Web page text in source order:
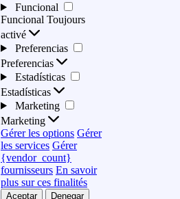
Funcional
Funcional Toujours
activé
Preferencias
Preferencias
Estadísticas
Estadísticas
Marketing
Marketing
Gérer les options Gérer
les services Gérer
{vendor_count}
fournisseurs En savoir
plus sur ces finalités
Aceptar Denegar